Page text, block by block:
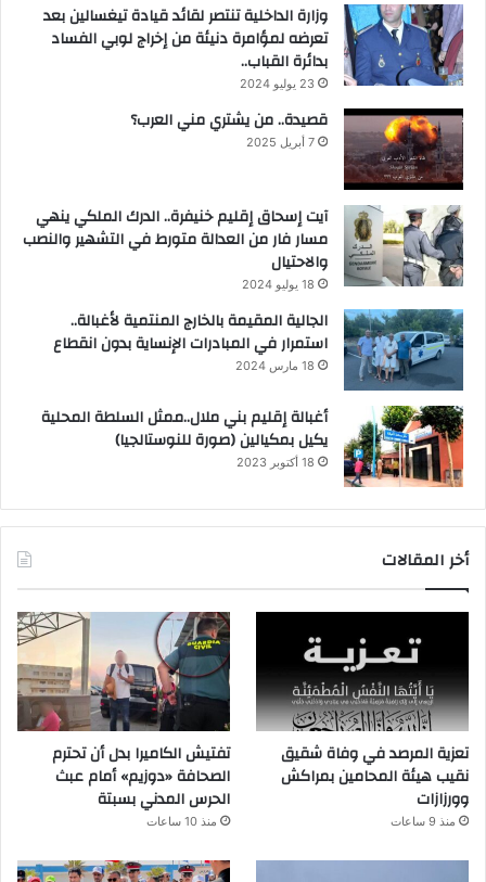
وزارة الداخلية تنتصر لقائد قيادة تيغسالين بعد
تعرضه لمؤامرة دنيئة من إخراج لوبي الفساد
بدائرة القباب..
23 يوليو 2024
قصيدة.. من يشتري مني العرب؟
7 أبريل 2025
آيت إسحاق إقليم خنيفرة.. الدرك الملكي ينهي
مسار فار من العدالة متورط في التشهير والنصب
والاحتيال
18 يوليو 2024
الجالية المقيمة بالخارج المنتمية لأغبالة..
استمرار في المبادرات الإنساية بدون انقطاع
18 مارس 2024
أغبالة إقليم بني ملال..ممثل السلطة المحلية
يكيل بمكيالين (صورة للنوستالجيا)
18 أكتوبر 2023
أخر المقالات
تعزية المرصد في وفاة شقيق
نقيب هيئة المحامين بمراكش
وورزازات
منذ 9 ساعات
تفتيش الكاميرا بدل أن تحترم
الصحافة «دوزيم» أمام عبث
الحرس المدني بسبتة
منذ 10 ساعات